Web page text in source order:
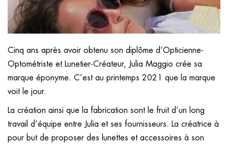
Cinq ans après avoir obtenu son diplôme d’Opticienne-
Optométriste et Lunetier-Créateur, Julia Maggio crée sa
marque éponyme. C’est au printemps 2021 que la marque
voit le jour.
La création ainsi que la fabrication sont le fruit d’un long
travail d’équipe entre Julia et ses fournisseurs. La créatrice à
pour but de proposer des lunettes et accessoires à son